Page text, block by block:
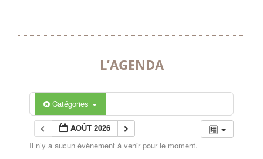
L’AGENDA
Catégories
AOÛT 2026
Il n’y a aucun évènement à venir pour le moment.